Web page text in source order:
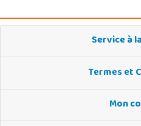
Service à
Termes et
Mon